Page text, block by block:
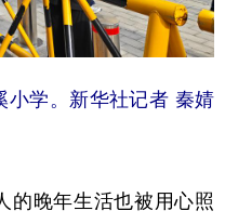
日本語 한국어
小学。新华社记者 秦婧
晚年生活也被用心照